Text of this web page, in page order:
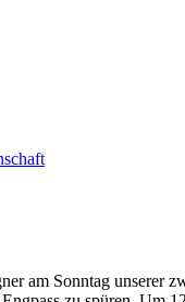
am Sonntag unserer